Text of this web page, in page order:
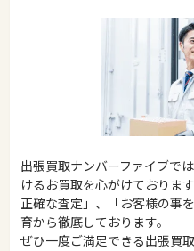
出張買取ナンバーファイブで
けるお買取を心がけておりま
正確な査定」、「お客様の事
育から徹底しております。
ぜひ一度ご満足できる出張買